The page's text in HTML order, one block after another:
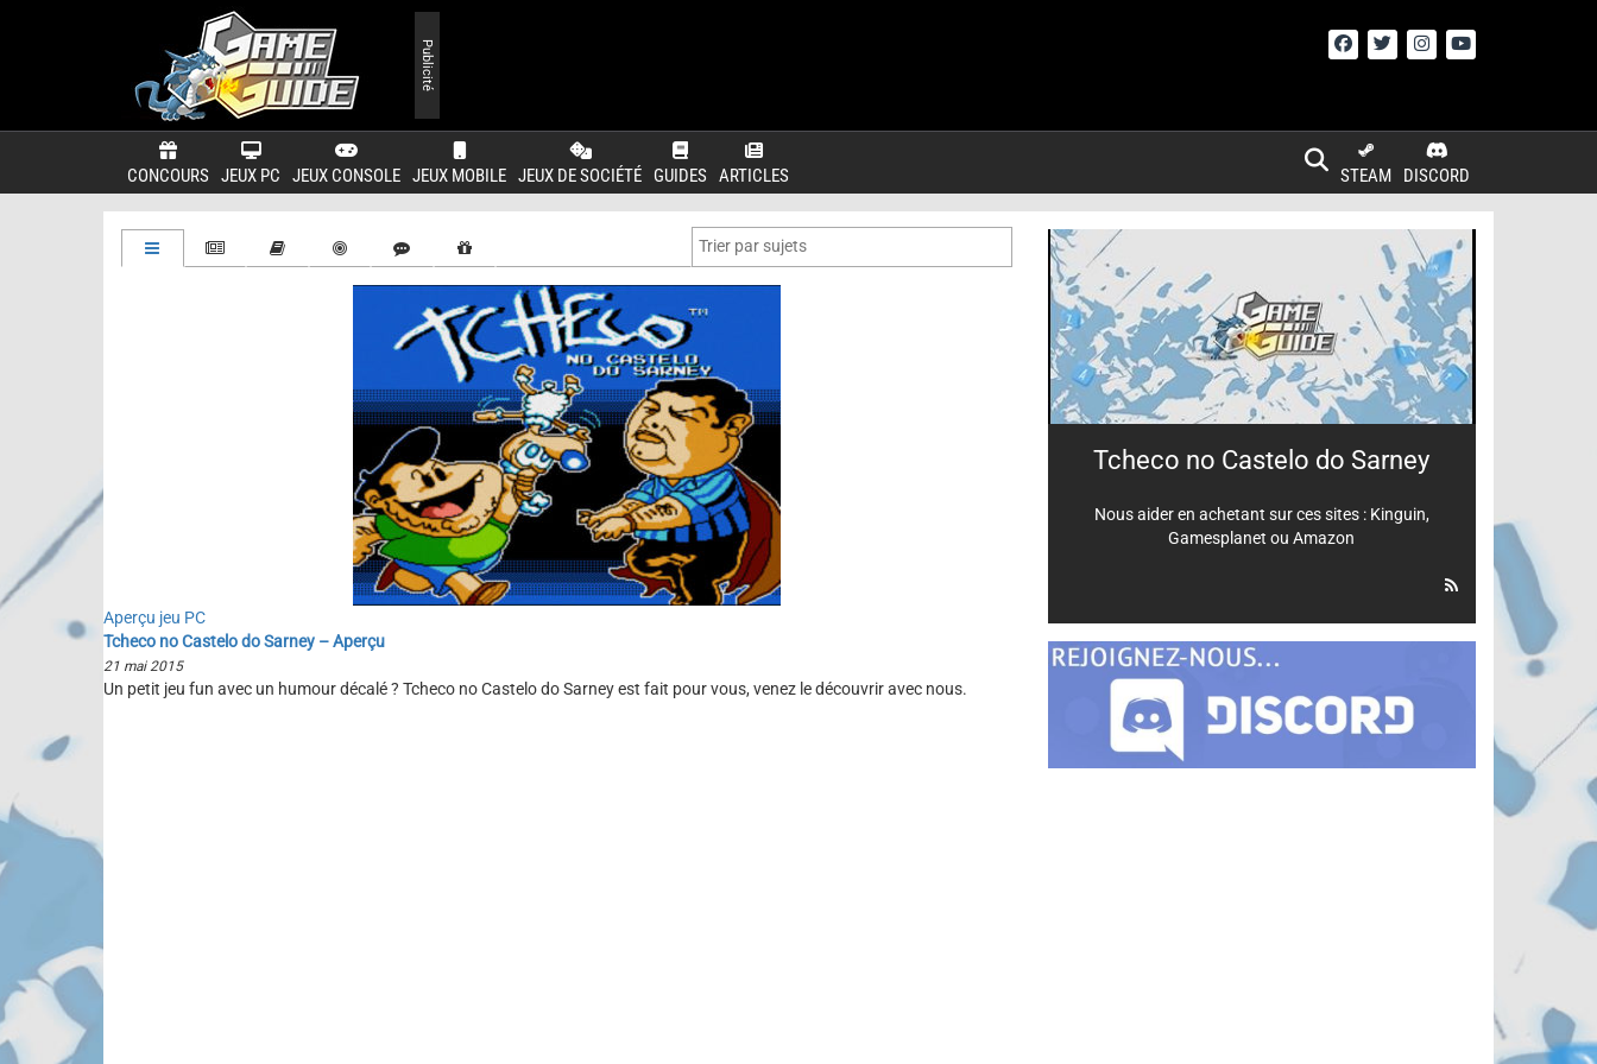
CONCOURS JEUX PC JEUX CONSOLE JEUX MOBILE JEUX DE SOCIÉTÉ GUIDES ARTICLES DISCORD
STEAM
Publicité
Aperçu jeu PC
Tcheco no Castelo do Sarney – Aperçu
21 mai 2015
Un petit jeu fun avec un humour décalé ? Tcheco no Castelo do Sarney est fait pour vous, venez le découvrir avec nous.
Tcheco no Castelo do Sarney
Nous aider en achetant sur ces sites : Kinguin,
Gamesplanet ouAmazon